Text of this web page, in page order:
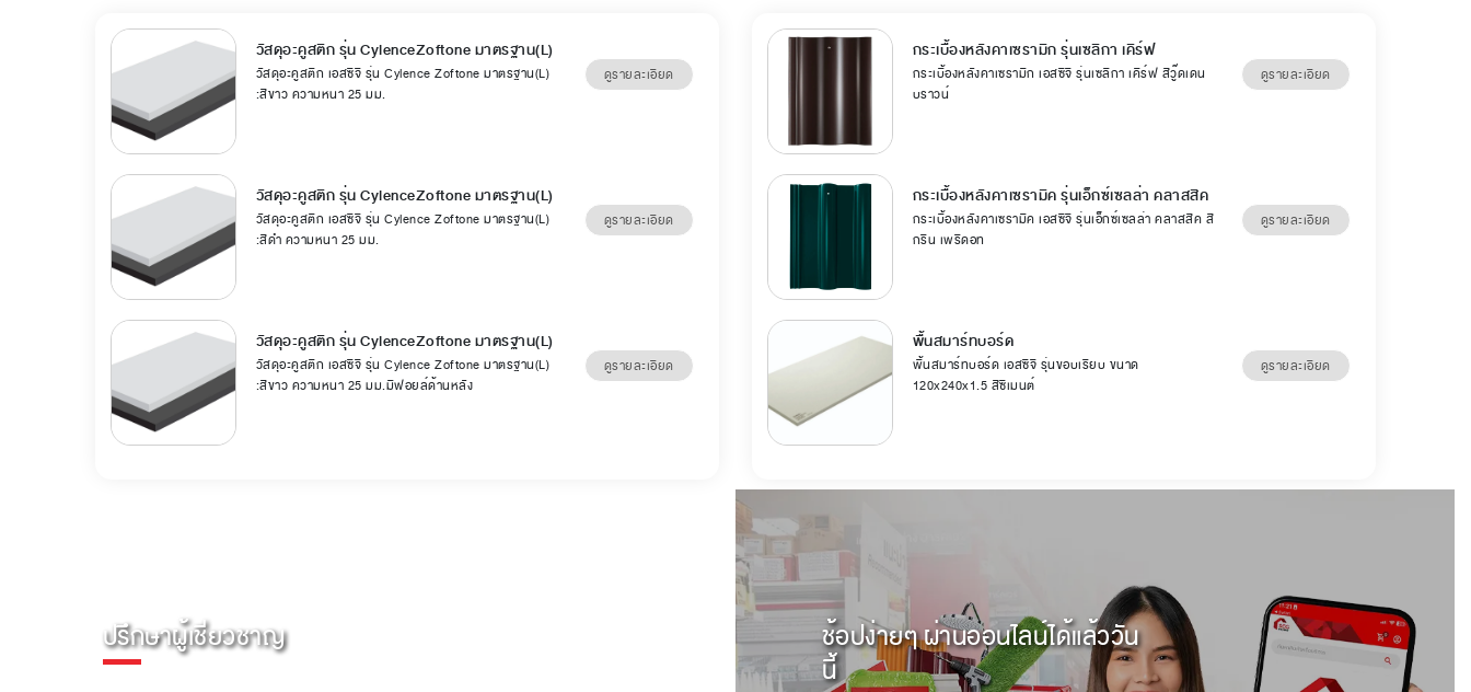
วัสดุอะคูสติก รุ่น CylenceZoftone มาตรฐาน(L)
วัสดุอะคูสติก เอสซีจี รุ่น Cylence Zoftone มาตรฐาน(L)
:สีขาว ความหนา 25 มม.
ดูรายละเอียด
วัสดุอะคูสติก รุ่น CylenceZoftone มาตรฐาน(L)
วัสดุอะคูสติก เอสซีจี รุ่น Cylence Zoftone มาตรฐาน(L)
:สีดำ ความหนา 25 มม.
ดูรายละเอียด
วัสดุอะคูสติก รุ่น CylenceZoftone มาตรฐาน(L)
วัสดุอะคูสติก เอสซีจี รุ่น Cylence Zoftone มาตรฐาน(L)
:สีขาว ความหนา 25 มม.มีฟอยล์ด้านหลัง
ดูรายละเอียด
กระเบื้องหลังคาเซรามิก รุ่นเซลิกา เคิร์ฟ
กระเบื้องหลังคาเซรามิก เอสซีจี รุ่นเซลิกา เคิร์ฟ สีวู๊ดเดน
บราวน์
ดูรายละเอียด
กระเบื้องหลังคาเซรามิค รุ่นเอ็กซ์เซลล่า คลาสสิค
กระเบื้องหลังคาเซรามิค เอสซีจี รุ่นเอ็กซ์เซลล่า คลาสสิค สี
กรีน เพริดอท
ดูรายละเอียด
พื้นสมาร์ทบอร์ด
พื้นสมาร์ทบอร์ด เอสซีจี รุ่นขอบเรียบ ขนาด
120x240x1.5 สีซีเมนต์
ดูรายละเอียด
ปรึกษาผู้เชี่ยวชาญ
ช้อปง่ายๆ ผ่านออนไลน์ได้แล้ววัน
นี้